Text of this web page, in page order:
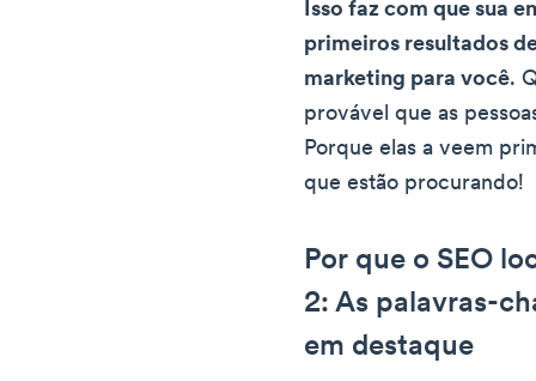
Isso faz com que sua
primeiros resultados
marketing para você.
provável que as
Porque elas a veem
que estão procurando!
Por que o SEO
2: As palavras-
em destaque